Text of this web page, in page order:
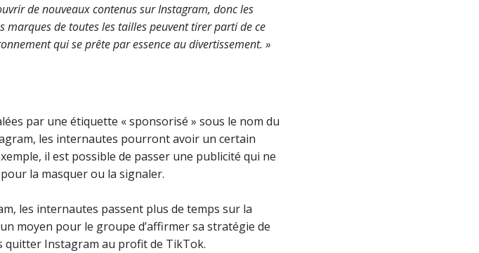
de nouveaux contenus sur Instagram, donc les
de toutes les tailles peuvent tirer parti de ce
qui se prête par essence au divertissement. »
par une étiquette « sponsorisé » sous le nom du
les internautes pourront avoir un certain
il est possible de passer une publicité qui ne
la masquer ou la signaler.
les internautes passent plus de temps sur la
moyen pour le groupe d’affirmer sa stratégie de
quitter Instagram au profit de TikTok.